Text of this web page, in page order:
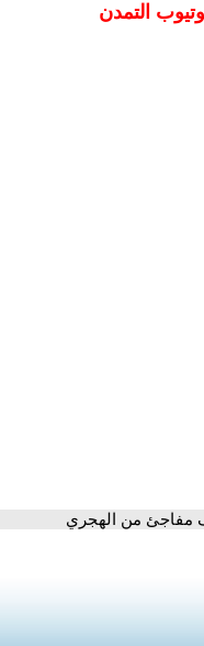
التمدن
مفاجئ من الهجري